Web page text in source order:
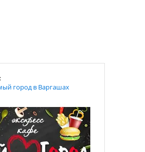
город в Варгашах